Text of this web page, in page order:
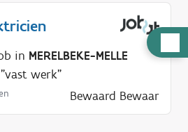
u
p
n
in MERELBEKE-MELLE
werk"
Bewaard Bewaar